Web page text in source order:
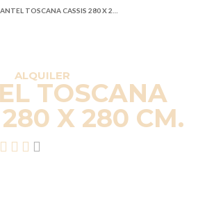
ALQUILER
TOSCANA
X 280 CM.